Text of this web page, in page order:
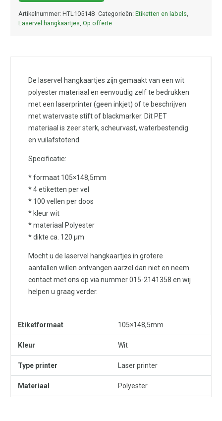
Artikelnummer:HTL105148 Categorieën:Etiketten en labels
Laservel hangkaartjes ,Op offerte
De laservel hangkaartjes zijn gemaakt van een wit
polyester materiaal en eenvoudig zelf te bedrukken
met een laserprinter (geen inkjet) of te beschrijven
met watervaste stift of blackmarker. Dit PET
materiaal is zeer sterk, scheurvast, waterbestendig
en vuilafstotend.
Specificatie:
* formaat 105×148,5mm
* 4 etiketten per vel
* 100 vellen per doos
* kleur wit
* materiaal Polyester
* dikte ca. 120 µm
Mocht u de laservel hangkaartjes in grotere
aantallen willen ontvangen aarzel dan niet en neem
contact met ons op via nummer 015-2141358 en wij
helpen u graag verder.
Etiketformaat 105×148,5mm
Kleur Wit
Type printer Laser printer
Materiaal Polyester